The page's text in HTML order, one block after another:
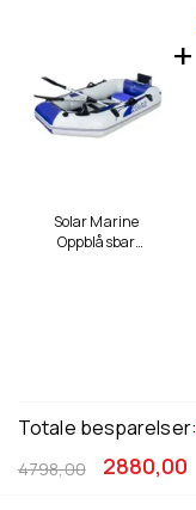
Solar Marine
Oppblåsbar
Totale besparelser:
2880,00
4798,00